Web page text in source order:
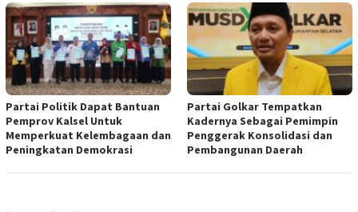
Partai Politik Dapat Bantuan
Pemprov Kalsel Untuk
Memperkuat Kelembagaan dan
Peningkatan Demokrasi
Partai Golkar Tempatkan
Kadernya Sebagai Pemimpin
Penggerak Konsolidasi dan
Pembangunan Daerah